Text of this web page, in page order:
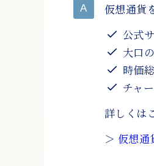
仮想通貨
公式
大口
時価
チャ
詳しくは
＞ 仮想通